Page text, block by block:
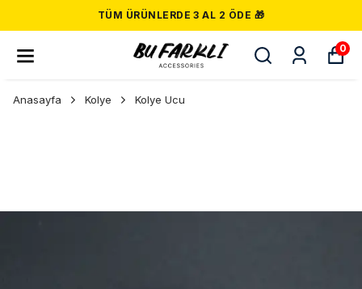
TÜM ÜRÜNLERDE 3 AL 2 ÖDE 🎁
0
Anasayfa Kolye Kolye Ucu